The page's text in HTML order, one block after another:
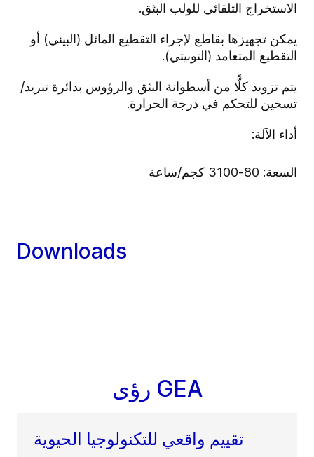
الاستخراج التلقائي للولب البثق.
يمكن تجهيزها بقاطع لإجراء التقطيع المائل (البيني) أو
التقطيع المتعامد (التوبيتي).
يتم تزويد كلًّا من أسطوانة البثق والرؤوس بدائرة تبريد/
تسخين للتحكم في درجة الحرارة.
أداء الآلة:
السعة: 80-3100 كجم/ساعة
Downloads
رؤى GEA
تقييم واقعي للتكنولوجيا الحيوية